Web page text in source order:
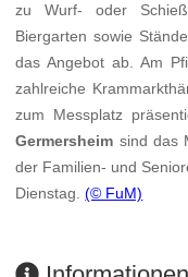
zu Wurf- oder
Biergarten sowie
das Angebot ab. Am
zahlreiche
zum Messplatz
Germersheim sind das
der Familien- und
Dienstag.(© FuM)